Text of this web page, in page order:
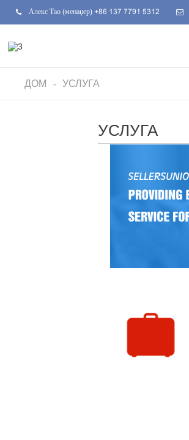
Алекс Тао (менаџер) +86 137 7791 5312
ДОМ УСЛУГА
УСЛУГА